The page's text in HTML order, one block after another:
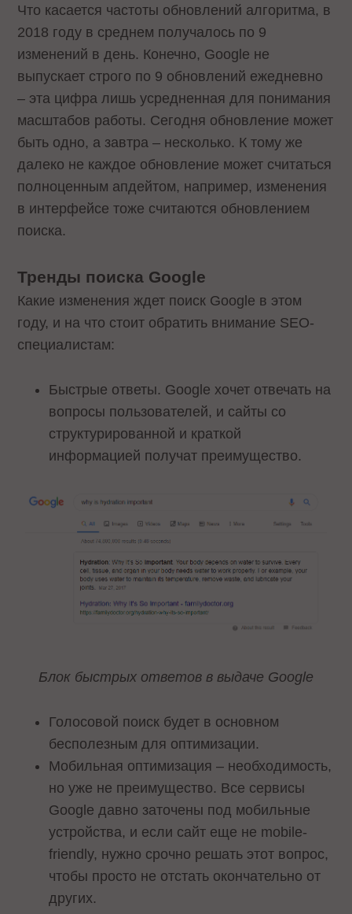
Что касается частоты обновлений алгоритма, в
2018 году в среднем получалось по 9
изменений в день. Конечно, Google не
выпускает строго по 9 обновлений ежедневно
– эта цифра лишь усредненная для понимания
масштабов работы. Сегодня обновление может
быть одно, а завтра – несколько. К тому же
далеко не каждое обновление может считаться
полноценным апдейтом, например, изменения
в интерфейсе тоже считаются обновлением
поиска.
Тренды поиска Google
Какие изменения ждет поиск Google в этом
году, и на что стоит обратить внимание SEO-
специалистам:
Быстрые ответы. Google хочет отвечать на
вопросы пользователей, и сайты со
структурированной и краткой
информацией получат преимущество.
Блок быстрых ответов в выдаче Google
Голосовой поиск будет в основном
бесполезным для оптимизации.
Мобильная оптимизация – необходимость,
но уже не преимущество. Все сервисы
Google давно заточены под мобильные
устройства, и если сайт еще не mobile-
friendly, нужно срочно решать этот вопрос,
чтобы просто не отстать окончательно от
других.